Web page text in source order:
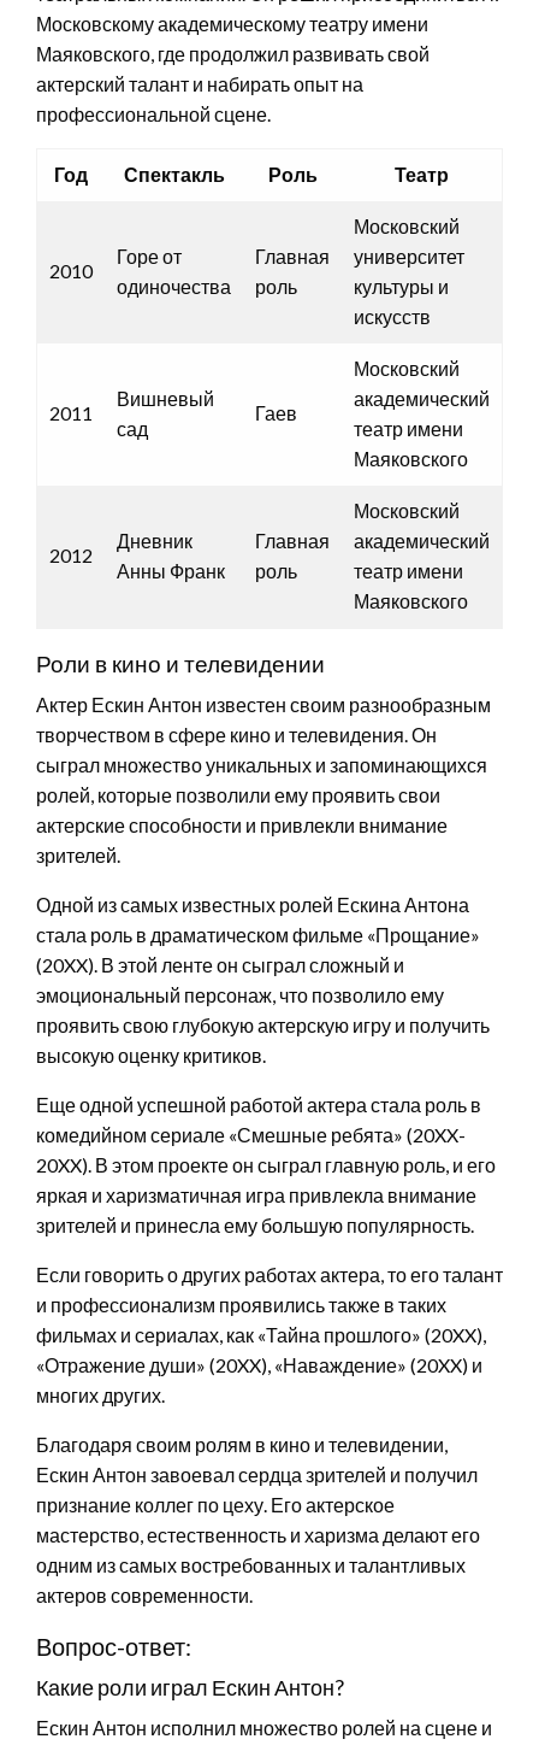
Московскому академическому театру имени
Маяковского, где продолжил развивать свой
актерский талант и набирать опыт на
профессиональной сцене.
Год Спектакль Роль Театр
2010
Горе от
одиночества
Главная
роль
Московский
университет
культуры и
искусств
2011
Вишневый
сад
Гаев
Московский
академический
театр имени
Маяковского
2012
Дневник
Анны Франк
Главная
роль
Московский
академический
театр имени
Маяковского
Роли в кино и телевидении
Актер Ескин Антон известен своим разнообразным
творчеством в сфере кино и телевидения. Он
сыграл множество уникальных и запоминающихся
ролей, которые позволили ему проявить свои
актерские способности и привлекли внимание
зрителей.
Одной из самых известных ролей Ескина Антона
стала роль в драматическом фильме «Прощание»
(20XX). В этой ленте он сыграл сложный и
эмоциональный персонаж, что позволило ему
проявить свою глубокую актерскую игру и получить
высокую оценку критиков.
Еще одной успешной работой актера стала роль в
комедийном сериале «Смешные ребята» (20XX-
20XX). В этом проекте он сыграл главную роль, и его
яркая и харизматичная игра привлекла внимание
зрителей и принесла ему большую популярность.
Если говорить о других работах актера, то его талант
и профессионализм проявились также в таких
фильмах и сериалах, как «Тайна прошлого» (20XX),
«Отражение души» (20XX), «Наваждение» (20XX) и
многих других.
Благодаря своим ролям в кино и телевидении,
Ескин Антон завоевал сердца зрителей и получил
признание коллег по цеху. Его актерское
мастерство, естественность и харизма делают его
одним из самых востребованных и талантливых
актеров современности.
Вопрос-ответ:
Какие роли играл Ескин Антон?
Ескин Антон исполнил множество ролей на сцене и